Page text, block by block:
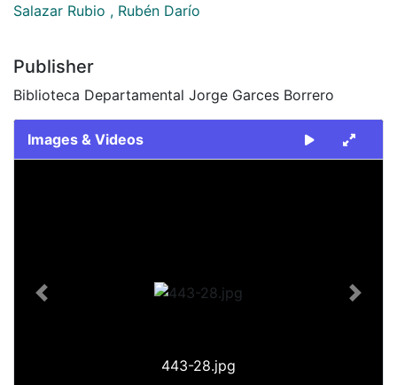
Salazar Rubio , Rubén Darío
Publisher
Biblioteca Departamental Jorge Garces Borrero
Images & Videos
443-28.jpg
Previous Next